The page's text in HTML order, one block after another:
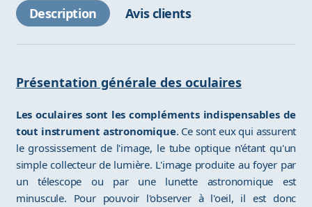
Description Avis clients
Présentation générale des oculaires
Les oculaires sont les compléments indispensables de
tout instrument astronomique. Ce sont eux qui assurent
le grossissement de l'image, le tube optique n'étant qu'un
simple collecteur de lumière. L'image produite au foyer par
un télescope ou par une lunette astronomique est
minuscule. Pour pouvoir l'observer à l'oeil, il est donc